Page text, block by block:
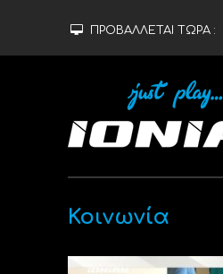
ΠΡΟΒΑΛΛΕΤΑΙ ΤΩΡΑ :
Κοινωνία